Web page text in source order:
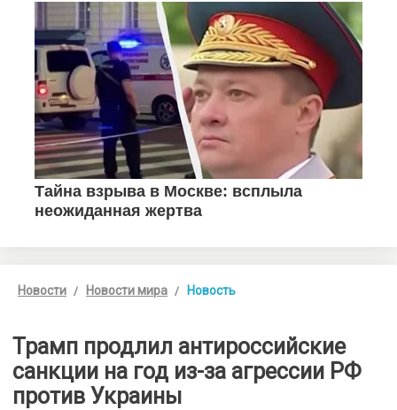
Новости Новости мира Новость
Трамп продлил антироссийские
санкции на год из-за агрессии РФ
против Украины